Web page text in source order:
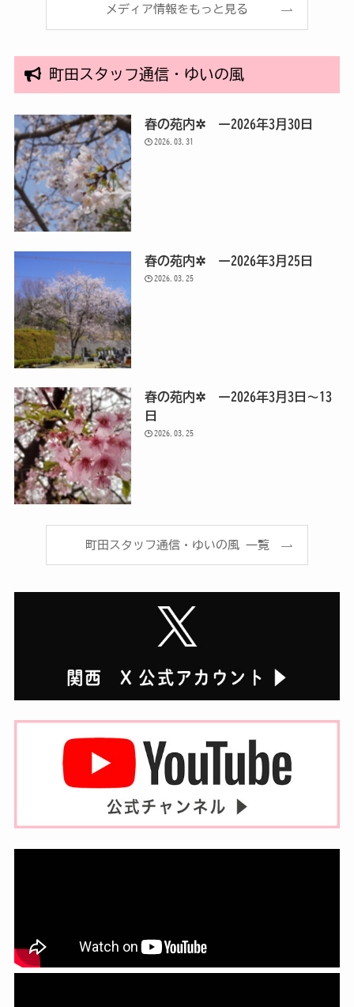
メディア情報をもっと見る
町田スタッフ通信・ゆいの風
春の苑内✲ ー2026年3月30日
2026.03.31
春の苑内✲ ー2026年3月25日
2026.03.25
春の苑内✲ ー2026年3月3日～13
日
2026.03.25
町田スタッフ通信・ゆいの風 一覧